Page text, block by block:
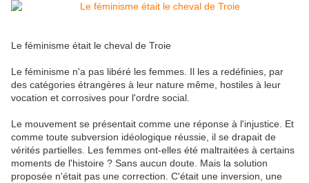
Le féminisme était le cheval de Troie
Le féminisme n'a pas libéré les femmes. Il les a redéfinies, par
des catégories étrangères à leur nature même, hostiles à leur
vocation et corrosives pour l'ordre social.
Le mouvement se présentait comme une réponse à l'injustice. Et
comme toute subversion idéologique réussie, il se drapait de
vérités partielles. Les femmes ont-elles été maltraitées à certains
moments de l'histoire ? Sans aucun doute. Mais la solution
proposée n'était pas une correction. C'était une inversion, une